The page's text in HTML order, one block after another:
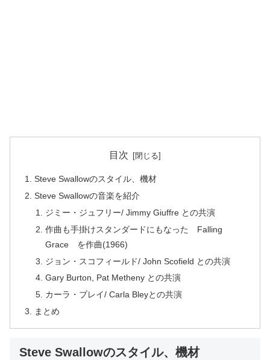
目次
Steve Swallowのスタイル、機材
Steve Swallowの音楽を紹介
ジミー・ジュフリー/ Jimmy Giuffre との共演
作曲も手掛けスタンダードにもなった Falling
Grace を作曲(1966)
ジョン・スコフィールド/ John Scofield との共演
Gary Burton, Pat Metheny との共演
カーラ・ブレイ/ Carla Bleyとの共演
まとめ
Steve Swallowのスタイル、機材